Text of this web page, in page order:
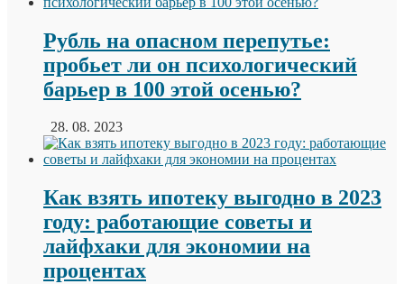
Рубль на опасном перепутье:
пробьет ли он психологический
барьер в 100 этой осенью?
28. 08. 2023
Как взять ипотеку выгодно в 2023
году: работающие советы и
лайфхаки для экономии на
процентах